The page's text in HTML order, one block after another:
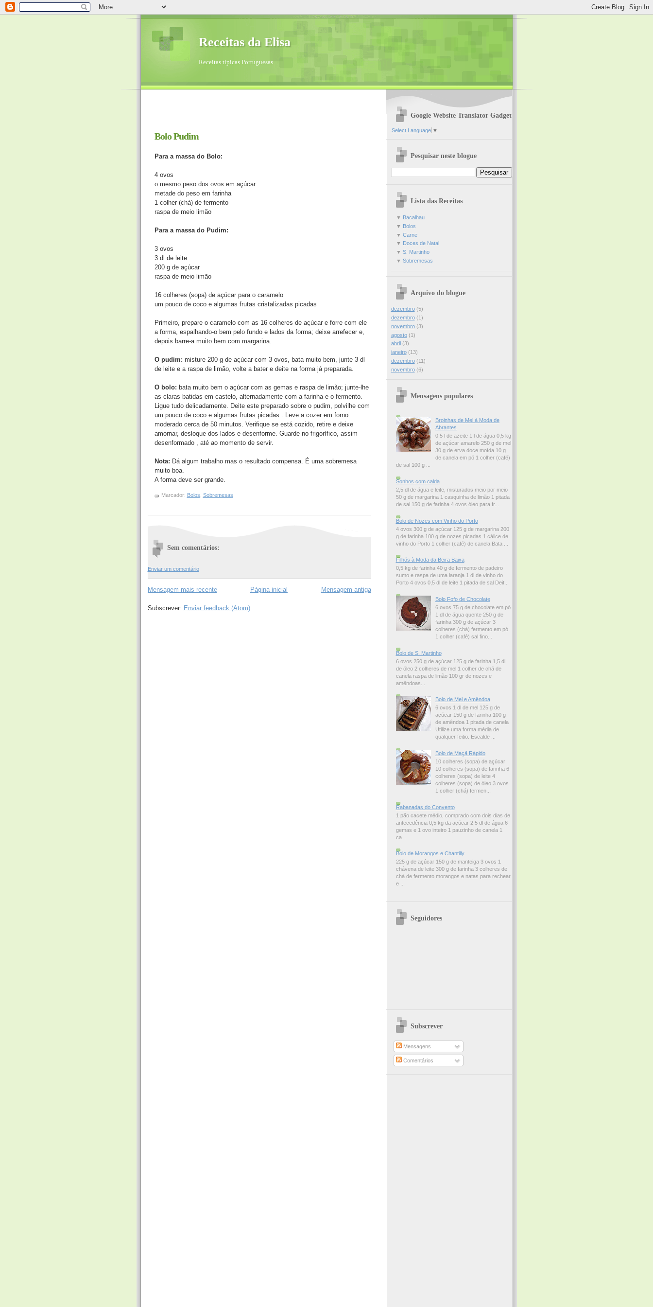
Receitas da Elisa
Receitas tipicas Portuguesas
Bolo Pudim
Para a massa do Bolo:
4 ovos
o mesmo peso dos ovos em açúcar
metade do peso em farinha
1 colher (chá) de fermento
raspa de meio limão
Para a massa do Pudim:
3 ovos
3 dl de leite
200 g de açúcar
raspa de meio limão
16 colheres (sopa) de açúcar para o caramelo
um pouco de coco e algumas frutas cristalizadas picadas
Primeiro, prepare o caramelo com as 16 colheres de açúcar e forre com ele
a forma, espalhando-o bem pelo fundo e lados da forma; deixe arrefecer e,
depois barre-a muito bem com margarina.
O pudim: misture 200 g de açúcar com 3 ovos, bata muito bem, junte 3 dl
de leite e a raspa de limão, volte a bater e deite na forma já preparada.
O bolo: bata muito bem o açúcar com as gemas e raspa de limão; junte-lhe
as claras batidas em castelo, alternadamente com a farinha e o fermento.
Ligue tudo delicadamente. Deite este preparado sobre o pudim, polvilhe com
um pouco de coco e algumas frutas picadas . Leve a cozer em forno
moderado cerca de 50 minutos. Verifique se está cozido, retire e deixe
amornar, desloque dos lados e desenforme. Guarde no frigorífico, assim
desenformado , até ao momento de servir.
Nota: Dá algum trabalho mas o resultado compensa. É uma sobremesa
muito boa.
A forma deve ser grande.
Marcador: Bolos Sobremesas
Sem comentários:
Enviar um comentário
Mensagem mais recente Mensagem antiga
Página inicial
Subscrever: Enviar feedback (Atom)
Google Website Translator Gadget
Select Language ▼
Pesquisar neste blogue
Lista das Receitas
▼ Bacalhau
▼ Bolos
▼ Carne
▼ Doces de Natal
▼ S. Martinho
▼ Sobremesas
Arquivo do blogue
dezembro(5)
dezembro(1)
novembro(3)
agosto(1)
abril (3)
janeiro(13)
dezembro(11)
novembro(6)
Mensagens populares
Broinhas de Mel à Moda de
Abrantes
0,5 l de azeite 1 l de água 0,5 kg
de açúcar amarelo 250 g de mel
30 g de erva doce moída 10 g
de canela em pó 1 colher (café)
de sal 100 g ...
Sonhos com calda
2,5 dl de água e leite, misturados meio por meio
50 g de margarina 1 casquinha de limão 1 pitada
de sal 150 g de farinha 4 ovos óleo para fr...
Bolo de Nozes com Vinho do Porto
4 ovos 300 g de açúcar 125 g de margarina 200
g de farinha 100 g de nozes picadas 1 cálice de
vinho do Porto 1 colher (café) de canela Bata ...
Filhós à Moda da Beira Baixa
0,5 kg de farinha 40 g de fermento de padeiro
sumo e raspa de uma laranja 1 dl de vinho do
Porto 4 ovos 0,5 dl de leite 1 pitada de sal Deit...
Bolo Fofo de Chocolate
6 ovos 75 g de chocolate em pó
1 dl de água quente 250 g de
farinha 300 g de açúcar 3
colheres (chá) fermento em pó
1 colher (café) sal fino...
Bolo de S. Martinho
6 ovos 250 g de açúcar 125 g de farinha 1,5 dl
de óleo 2 colheres de mel 1 colher de chá de
canela raspa de limão 100 gr de nozes e
amêndoas...
Bolo de Mel e Amêndoa
6 ovos 1 dl de mel 125 g de
açúcar 150 g de farinha 100 g
de amêndoa 1 pitada de canela
Utilize uma forma média de
qualquer feitio. Escalde ...
Bolo de Maçã Rápido
10 colheres (sopa) de açúcar
10 colheres (sopa) de farinha 6
colheres (sopa) de leite 4
colheres (sopa) de óleo 3 ovos
1 colher (chá) fermen...
Rabanadas do Convento
1 pão cacete médio, comprado com dois dias de
antecedência 0,5 kg da açúcar 2,5 dl de água 6
gemas e 1 ovo inteiro 1 pauzinho de canela 1
ca...
Bolo de Morangos e Chantilly
225 g de açúcar 150 g de manteiga 3 ovos 1
chávena de leite 300 g de farinha 3 colheres de
chá de fermento morangos e natas para rechear
e ...
Seguidores
Subscrever
Mensagens
Comentários